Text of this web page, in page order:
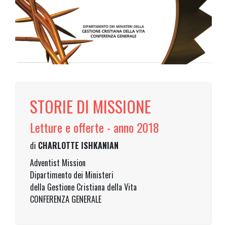
STORIE DI MISSIONE
Letture e offerte - anno 2018
di CHARLOTTE ISHKANIAN
Adventist Mission
Dipartimento dei Ministeri
della Gestione Cristiana della Vita
CONFERENZA GENERALE